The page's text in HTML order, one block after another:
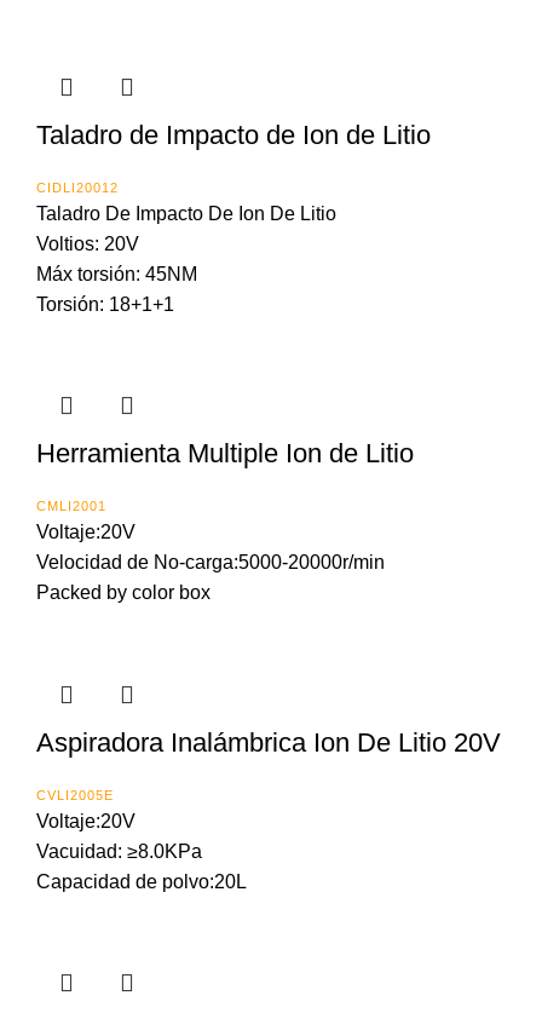
Taladro de Impacto de Ion de Litio
CIDLI20012
Taladro De Impacto De Ion De Litio
Voltios: 20V
Máx torsión: 45NM
Torsión: 18+1+1
Herramienta Multiple Ion de Litio
CMLI2001
Voltaje:20V
Velocidad de No-carga:5000-20000r/min
Packed by color box
Aspiradora Inalámbrica Ion De Litio 20V
CVLI2005E
Voltaje:20V
Vacuidad: ≥8.0KPa
Capacidad de polvo:20L